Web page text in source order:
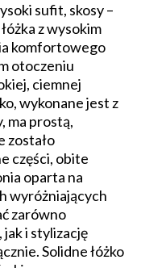
sufit, skosy –
z wysokim
komfortowego
otoczeniu
ciemnej
wykonane jest z
ma prostą,
zostało
części, obite
oparta na
wyróżniających
zarówno
i stylizację
Solidne łóżko